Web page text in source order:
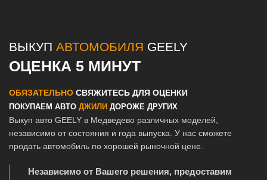
ВЫКУП АВТОМОБИЛЯ GEELY
ОЦЕНКА 5 МИНУТ
ОБЯЗАТЕЛЬНО СВЯЖИТЕСЬ ДЛЯ ОЦЕНКИ
ПОКУПАЕМ АВТО ДЖИЛИ ДОРОЖЕ ДРУГИХ
Выкуп авто GEELY в Медведево различных моделей,
независимо от состояния и года выпуска. У нас сможете
продать автомобиль по хорошей рыночной цене.
Независимо от Вашего решения, предоставим